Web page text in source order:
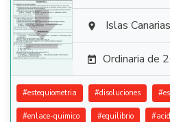
  Islas Canarias
 Ordinaria de
#estequiometria #disoluciones #
#enlace-quimico #equilibrio #